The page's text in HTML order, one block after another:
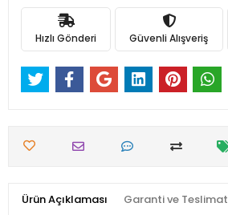
Hızlı Gönderi Güvenli Alışveriş
Ürün Açıklaması Garanti ve Teslimat